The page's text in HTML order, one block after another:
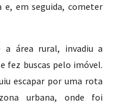
em seguida, cometer
área rural, invadiu a
fez buscas pelo imóvel.
escapar por uma rota
urbana, onde foi